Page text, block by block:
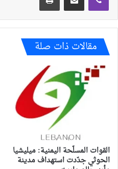
مقالات ذات صلة
القوات المسلّحة اليمنية: ميليشيا
الحوثي جدّدت استهداف مدينة